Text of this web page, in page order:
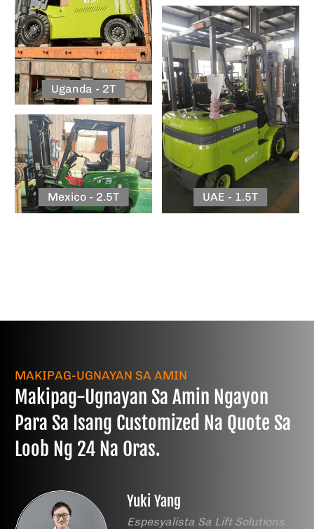
Uganda - 2T
Mexico - 2.5T UAE - 1.5T
MAKIPAG-UGNAYAN SA AMIN
Makipag-Ugnayan Sa Amin Ngayon
Para Sa Isang Customized Na Quote Sa
Loob Ng 24 Na Oras.
Yuki Yang
Espesyalista Sa Lift Solutions